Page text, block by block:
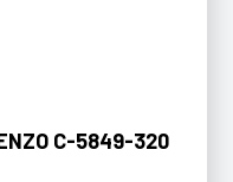
C-5849-320